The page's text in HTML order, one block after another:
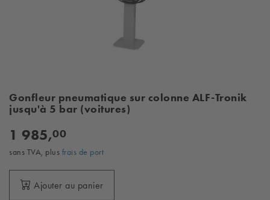
Gonfleur pneumatique sur colonne ALF-Tronik
jusqu'à 5 bar (voitures)
1 985,00
sans TVA, plus frais de port
Ajouter au panier